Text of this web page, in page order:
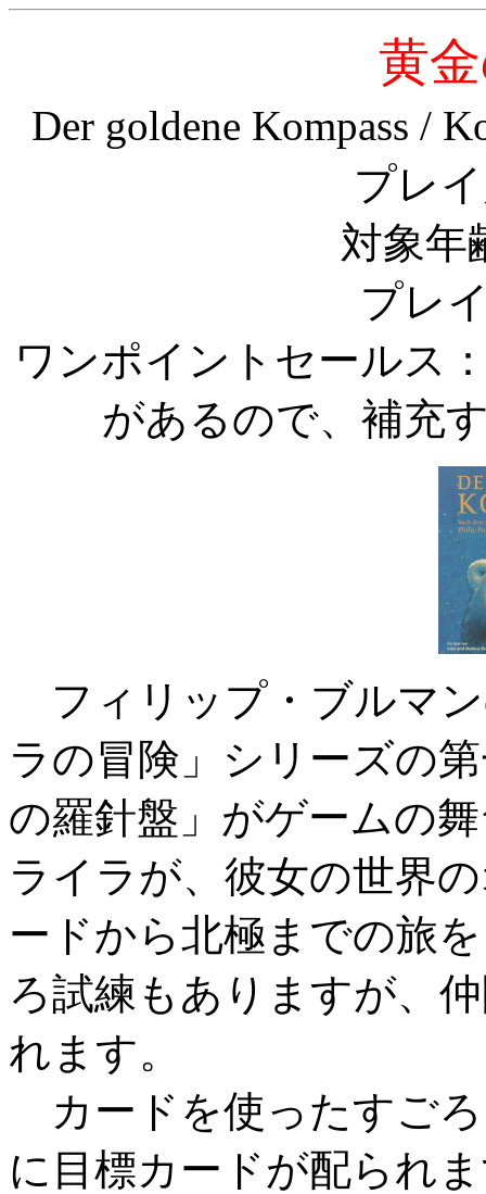
黄
Der goldene Kompass /
プレ
対象年
プレ
ワンポイントセールス
があるので、補充
フィリップ・ブルマ
ラの冒険」シリーズの
の羅針盤」がゲームの
ライラが、彼女の世界
ードから北極までの旅
ろ試練もありますが、
れます。
カードを使ったすご
に目標カードが配られ